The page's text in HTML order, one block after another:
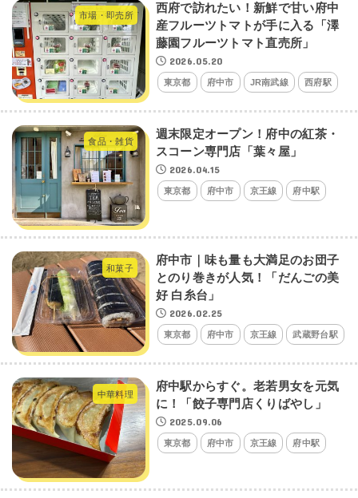
市場・即売所
西府で訪れたい！新鮮で甘い府中
産フルーツトマトが手に入る「澤
藤園フルーツトマト直売所」
2026.05.20
東京都 府中市 JR南武線 西府駅
食品・雑貨
週末限定オープン！府中の紅茶・
スコーン専門店「葉々屋」
2026.04.15
東京都 府中市 京王線 府中駅
和菓子
府中市｜味も量も大満足のお団子
とのり巻きが人気！「だんごの美
好 白糸台」
2026.02.25
東京都 府中市 京王線 武蔵野台駅
中華料理
府中駅からすぐ。老若男女を元気
に！「餃子専門店くりばやし」
2025.09.06
東京都 府中市 京王線 府中駅